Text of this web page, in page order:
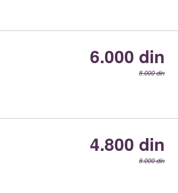
6.000 din
8.000 din
4.800 din
8.000 din